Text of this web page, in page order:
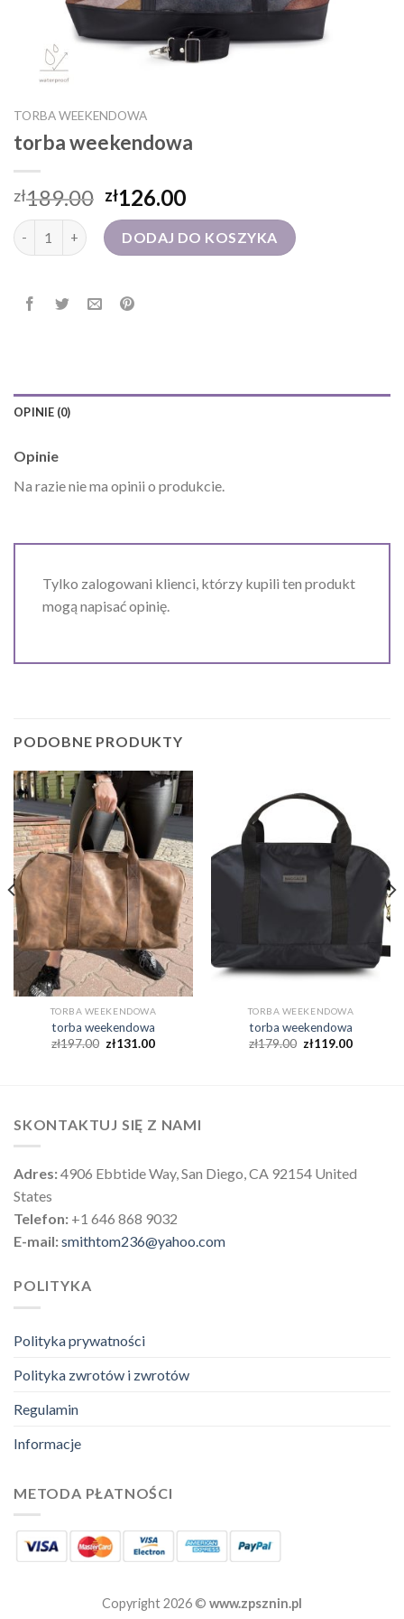
TORBA WEEKENDOWA
torba weekendowa
zł189.00 zł126.00
ilość torba weekendowaDODAJ DO KOSZYKA
OPINIE (0)
Opinie
Na razie nie ma opinii o produkcie.
Tylko zalogowani klienci, którzy kupili ten produkt
mogą napisać opinię.
PODOBNE PRODUKTY
TORBA WEEKENDOWA
torba weekendowa
zł197.00 zł131.00
TORBA WEEKENDOWA
torba weekendowa
zł179.00 zł119.00
SKONTAKTUJ SIĘ Z NAMI
Adres:4906 Ebbtide Way, San Diego, CA 92154 United
States
Telefon: +1 646 868 9032
E-mail:smithtom236@yahoo.com
POLITYKA
Polityka prywatności
Polityka zwrotów i zwrotów
Regulamin
Informacje
METODA PŁATNOŚCI
Copyright 2026 © www.zpsznin.pl